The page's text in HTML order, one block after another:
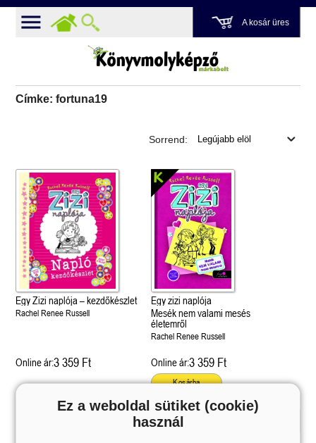
A kosár üres
Címke: fortuna19
Sorrend:
Egy Zizi naplója – kezdőkészlet
Rachel Renee Russell
Online ár:3 359 Ft
Egy zizi naplója
Mesék nem valami mesés
életemről
Rachel Renee Russell
Online ár:3 359 Ft
Kosárba
Ez a weboldal sütiket (cookie)
használ